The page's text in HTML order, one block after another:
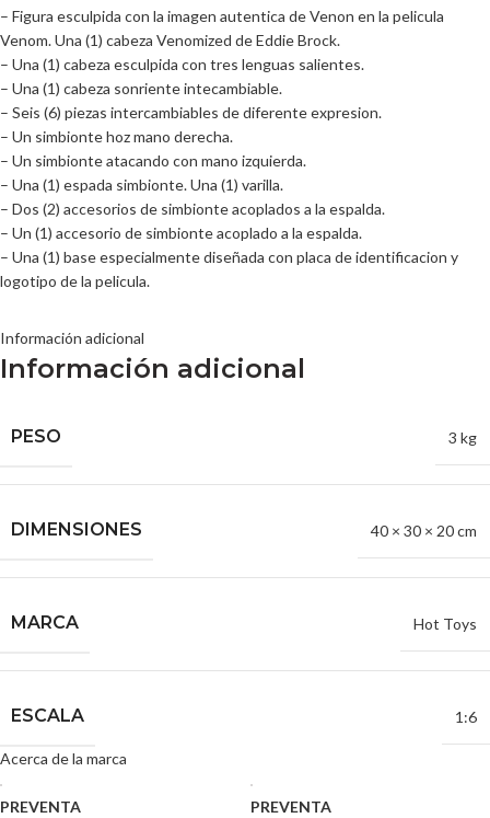
– Figura esculpida con la imagen autentica de Venon en la pelicula
Venom. Una (1) cabeza Venomized de Eddie Brock.
– Una (1) cabeza esculpida con tres lenguas salientes.
– Una (1) cabeza sonriente intecambiable.
– Seis (6) piezas intercambiables de diferente expresion.
– Un simbionte hoz mano derecha.
– Un simbionte atacando con mano izquierda.
– Una (1) espada simbionte. Una (1) varilla.
– Dos (2) accesorios de simbionte acoplados a la espalda.
– Un (1) accesorio de simbionte acoplado a la espalda.
– Una (1) base especialmente diseñada con placa de identificacion y
logotipo de la pelicula.
Información adicional
Información adicional
PESO 3 kg
DIMENSIONES 40 × 30 × 20 cm
MARCA Hot Toys
ESCALA 1:6
Acerca de la marca
PREVENTA PREVENTA